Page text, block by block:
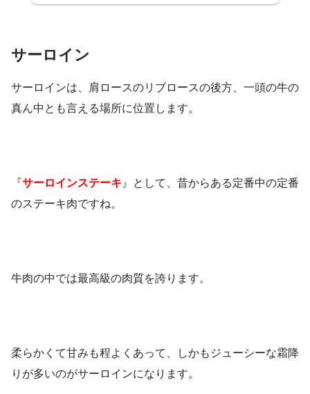
サーロイン
サーロインは、肩ロースのリブロースの後方、一頭の牛の
真ん中とも言える場所に位置します。
『サーロインステーキ 』として、昔からある定番中の定番
のステーキ肉ですね。
牛肉の中では最高級の肉質を誇ります。
柔らかくて甘みも程よくあって、しかもジューシーな霜降
りが多いのがサーロインになります。